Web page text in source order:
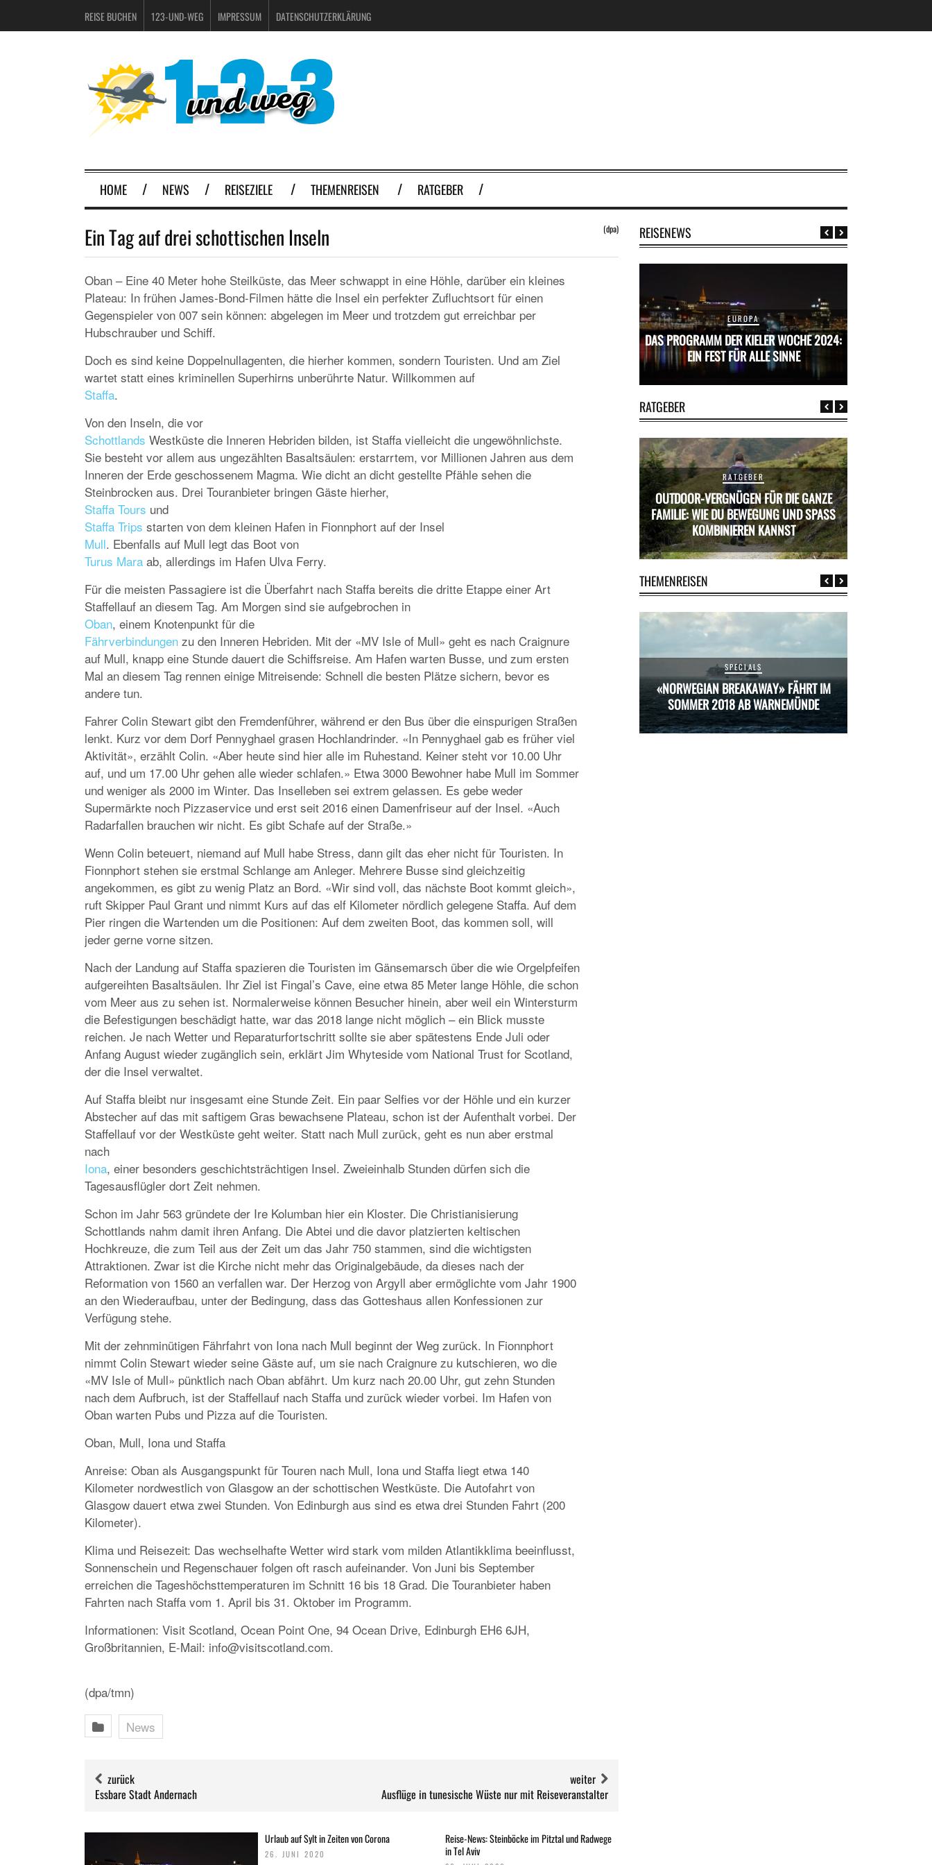
REISE BUCHEN 123-UND-WEG IMPRESSUM DATENSCHUTZERKLÄRUNG
HOME NEWS REISEZIELE THEMENREISEN RATGEBER
Ein Tag auf drei schottischen Inseln (dpa)
Oban – Eine 40 Meter hohe Steilküste, das Meer schwappt in eine Höhle, darüber ein kleines
Plateau: In frühen James-Bond-Filmen hätte die Insel ein perfekter Zufluchtsort für einen
Gegenspieler von 007 sein können: abgelegen im Meer und trotzdem gut erreichbar per
Hubschrauber und Schiff.
Doch es sind keine Doppelnullagenten, die hierher kommen, sondern Touristen. Und am Ziel
wartet statt eines kriminellen Superhirns unberührte Natur. Willkommen auf
Staffa.
Von den Inseln, die vor
Schottlands Westküste die Inneren Hebriden bilden, ist Staffa vielleicht die ungewöhnlichste.
Sie besteht vor allem aus ungezählten Basaltsäulen: erstarrtem, vor Millionen Jahren aus dem
Inneren der Erde geschossenem Magma. Wie dicht an dicht gestellte Pfähle sehen die
Steinbrocken aus. Drei Touranbieter bringen Gäste hierher,
Staffa Tours und
Staffa Trips starten von dem kleinen Hafen in Fionnphort auf der Insel
Mull. Ebenfalls auf Mull legt das Boot von
Turus Mara ab, allerdings im Hafen Ulva Ferry.
Für die meisten Passagiere ist die Überfahrt nach Staffa bereits die dritte Etappe einer Art
Staffellauf an diesem Tag. Am Morgen sind sie aufgebrochen in
Oban, einem Knotenpunkt für die
Fährverbindungen zu den Inneren Hebriden. Mit der «MV Isle of Mull» geht es nach Craignure
auf Mull, knapp eine Stunde dauert die Schiffsreise. Am Hafen warten Busse, und zum ersten
Mal an diesem Tag rennen einige Mitreisende: Schnell die besten Plätze sichern, bevor es
andere tun.
Fahrer Colin Stewart gibt den Fremdenführer, während er den Bus über die einspurigen Straßen
lenkt. Kurz vor dem Dorf Pennyghael grasen Hochlandrinder. «In Pennyghael gab es früher viel
Aktivität», erzählt Colin. «Aber heute sind hier alle im Ruhestand. Keiner steht vor 10.00 Uhr
auf, und um 17.00 Uhr gehen alle wieder schlafen.» Etwa 3000 Bewohner habe Mull im Sommer
und weniger als 2000 im Winter. Das Inselleben sei extrem gelassen. Es gebe weder
Supermärkte noch Pizzaservice und erst seit 2016 einen Damenfriseur auf der Insel. «Auch
Radarfallen brauchen wir nicht. Es gibt Schafe auf der Straße.»
Wenn Colin beteuert, niemand auf Mull habe Stress, dann gilt das eher nicht für Touristen. In
Fionnphort stehen sie erstmal Schlange am Anleger. Mehrere Busse sind gleichzeitig
angekommen, es gibt zu wenig Platz an Bord. «Wir sind voll, das nächste Boot kommt gleich»,
ruft Skipper Paul Grant und nimmt Kurs auf das elf Kilometer nördlich gelegene Staffa. Auf dem
Pier ringen die Wartenden um die Positionen: Auf dem zweiten Boot, das kommen soll, will
jeder gerne vorne sitzen.
Nach der Landung auf Staffa spazieren die Touristen im Gänsemarsch über die wie Orgelpfeifen
aufgereihten Basaltsäulen. Ihr Ziel ist Fingal’s Cave, eine etwa 85 Meter lange Höhle, die schon
vom Meer aus zu sehen ist. Normalerweise können Besucher hinein, aber weil ein Wintersturm
die Befestigungen beschädigt hatte, war das 2018 lange nicht möglich – ein Blick musste
reichen. Je nach Wetter und Reparaturfortschritt sollte sie aber spätestens Ende Juli oder
Anfang August wieder zugänglich sein, erklärt Jim Whyteside vom National Trust for Scotland,
der die Insel verwaltet.
Auf Staffa bleibt nur insgesamt eine Stunde Zeit. Ein paar Selfies vor der Höhle und ein kurzer
Abstecher auf das mit saftigem Gras bewachsene Plateau, schon ist der Aufenthalt vorbei. Der
Staffellauf vor der Westküste geht weiter. Statt nach Mull zurück, geht es nun aber erstmal
nach
Iona, einer besonders geschichtsträchtigen Insel. Zweieinhalb Stunden dürfen sich die
Tagesausflügler dort Zeit nehmen.
Schon im Jahr 563 gründete der Ire Kolumban hier ein Kloster. Die Christianisierung
Schottlands nahm damit ihren Anfang. Die Abtei und die davor platzierten keltischen
Hochkreuze, die zum Teil aus der Zeit um das Jahr 750 stammen, sind die wichtigsten
Attraktionen. Zwar ist die Kirche nicht mehr das Originalgebäude, da dieses nach der
Reformation von 1560 an verfallen war. Der Herzog von Argyll aber ermöglichte vom Jahr 1900
an den Wiederaufbau, unter der Bedingung, dass das Gotteshaus allen Konfessionen zur
Verfügung stehe.
Mit der zehnminütigen Fährfahrt von Iona nach Mull beginnt der Weg zurück. In Fionnphort
nimmt Colin Stewart wieder seine Gäste auf, um sie nach Craignure zu kutschieren, wo die
«MV Isle of Mull» pünktlich nach Oban abfährt. Um kurz nach 20.00 Uhr, gut zehn Stunden
nach dem Aufbruch, ist der Staffellauf nach Staffa und zurück wieder vorbei. Im Hafen von
Oban warten Pubs und Pizza auf die Touristen.
Oban, Mull, Iona und Staffa
Anreise: Oban als Ausgangspunkt für Touren nach Mull, Iona und Staffa liegt etwa 140
Kilometer nordwestlich von Glasgow an der schottischen Westküste. Die Autofahrt von
Glasgow dauert etwa zwei Stunden. Von Edinburgh aus sind es etwa drei Stunden Fahrt (200
Kilometer).
Klima und Reisezeit: Das wechselhafte Wetter wird stark vom milden Atlantikklima beeinflusst,
Sonnenschein und Regenschauer folgen oft rasch aufeinander. Von Juni bis September
erreichen die Tageshöchsttemperaturen im Schnitt 16 bis 18 Grad. Die Touranbieter haben
Fahrten nach Staffa vom 1. April bis 31. Oktober im Programm.
Informationen: Visit Scotland, Ocean Point One, 94 Ocean Drive, Edinburgh EH6 6JH,
Großbritannien, E-Mail: info@visitscotland.com.
(dpa/tmn)
News
zurück
Essbare Stadt Andernach
weiter
Ausflüge in tunesische Wüste nur mit Reiseveranstalter
Urlaub auf Sylt in Zeiten von Corona
26. JUNI 2020
Reise-News: Steinböcke im Pitztal und Radwege
in Tel Aviv
REISENEWS
EUROPA EUROPA
DAS PROGRAMM DER KIELER WOCHE 2024:
EIN FEST FÜR ALLE SINNE
RATGEBER
RATGEBER
OUTDOOR-VERGNÜGEN FÜR DIE GANZE
FAMILIE: WIE DU BEWEGUNG UND SPASS K
OMBINIEREN KANNST
THEMENREISEN
SPECIALS
«NORWEGIAN BREAKAWAY» FÄHRT IM
SPECIALS
«NORWEGIAN BREAKAWAY» FÄHRT IM
SOMMER 2018 AB WARNEMÜNDE